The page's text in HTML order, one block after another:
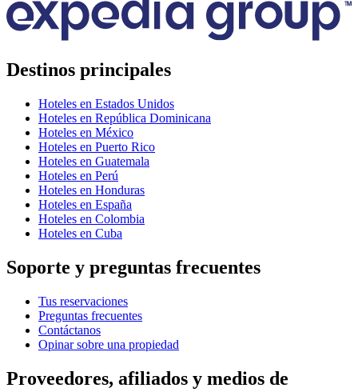
Destinos principales
Hoteles en Estados Unidos
Hoteles en República Dominicana
Hoteles en México
Hoteles en Puerto Rico
Hoteles en Guatemala
Hoteles en Perú
Hoteles en Honduras
Hoteles en España
Hoteles en Colombia
Hoteles en Cuba
Soporte y preguntas frecuentes
Tus reservaciones
Preguntas frecuentes
Contáctanos
Opinar sobre una propiedad
Proveedores, afiliados y medios de